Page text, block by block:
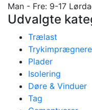
Man - Fre: 9-17
Udvalgte
Trælast
Plader
Isolering
Døre & Vinduer
Tag